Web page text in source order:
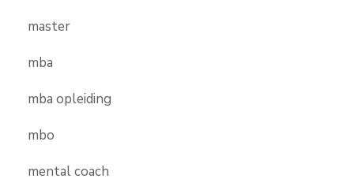
master
mba
mba opleiding
mbo
mental coach